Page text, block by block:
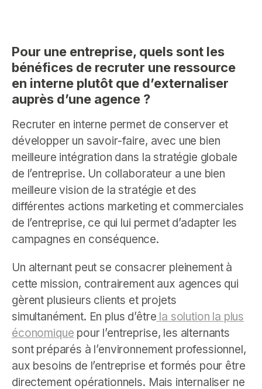
Pour une entreprise, quels sont les
bénéfices de recruter une ressource
en interne plutôt que d’externaliser
auprès d’une agence ?
Recruter en interne permet de conserver et
développer un savoir-faire, avec une bien
meilleure intégration dans la stratégie globale
de l’entreprise. Un collaborateur a une bien
meilleure vision de la stratégie et des
différentes actions marketing et commerciales
de l’entreprise, ce qui lui permet d’adapter les
campagnes en conséquence.
Un alternant peut se consacrer pleinement à
cette mission, contrairement aux agences qui
gèrent plusieurs clients et projets
simultanément. En plus d’être la solution la plus
économique pour l’entreprise, les alternants
sont préparés à l’environnement professionnel,
aux besoins de l’entreprise et formés pour être
directement opérationnels. Mais internaliser ne